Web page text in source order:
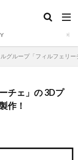
グループ「フィルフェリ
チェ」の 3Dプ
作！